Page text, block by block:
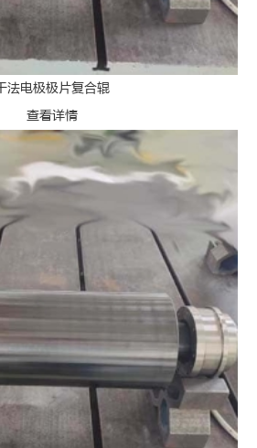
法电极极片复合辊
查看详情